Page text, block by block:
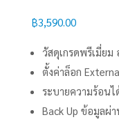
฿3,590.00
วัสดุเกรดพรีเมี่ย
ตั้งค่าล็อก
ระบายความร้อน
Back Up ข้อมูลผ่